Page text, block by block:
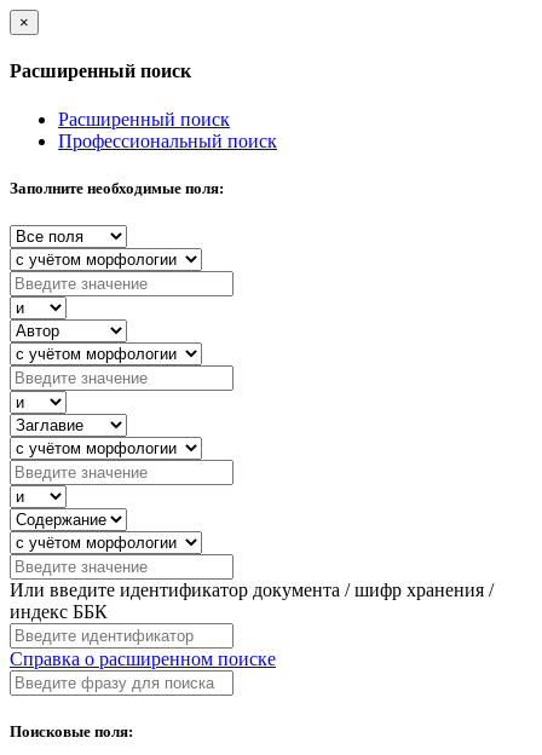
×
Расширенный поиск
Расширенный поиск
Профессиональный поиск
Заполните необходимые поля:
Или введите идентификатор документа / шифр хранения /
индекс ББК
Справка о расширенном поиске
Поисковые поля: